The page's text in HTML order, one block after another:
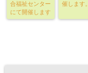
合福祉センター
にて開催します
催します。